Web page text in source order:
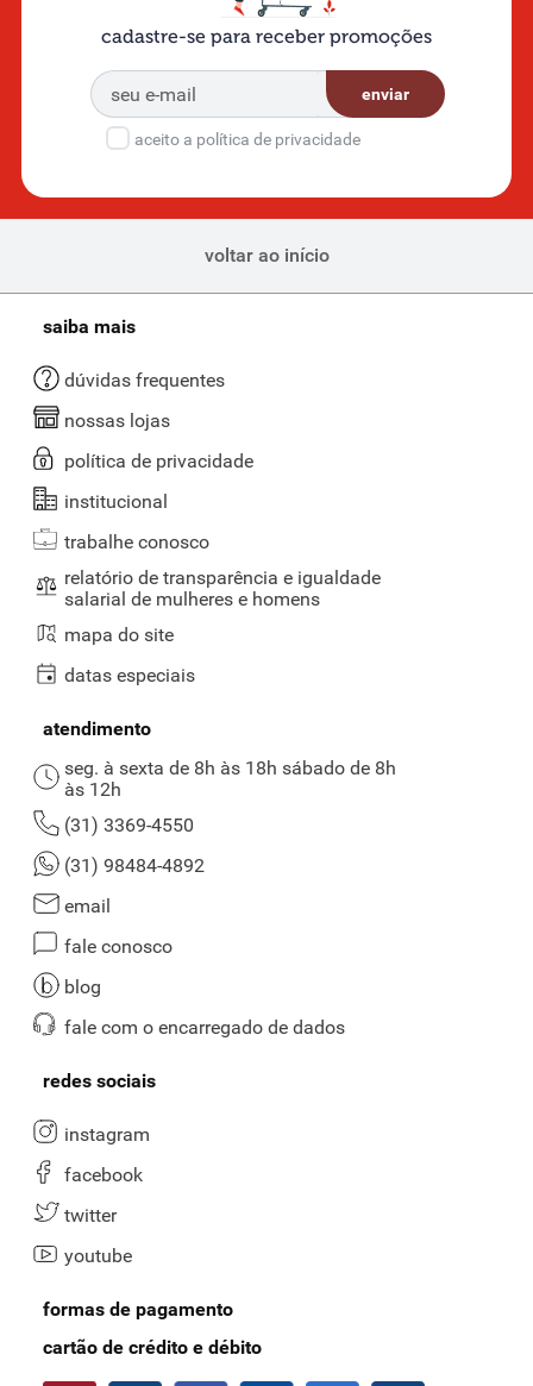
cadastre-se para receber promoções
enviar
aceito a política de privacidade
voltar ao início
saiba mais
dúvidas frequentes
nossas lojas
política de privacidade
institucional
trabalhe conosco
relatório de transparência e igualdade
salarial de mulheres e homens
mapa do site
datas especiais
atendimento
seg. à sexta de 8h às 18h sábado de 8h
às 12h
(31) 3369-4550
(31) 98484-4892
email
fale conosco
blog
fale com o encarregado de dados
redes sociais
instagram
facebook
twitter
youtube
formas de pagamento
cartão de crédito e débito